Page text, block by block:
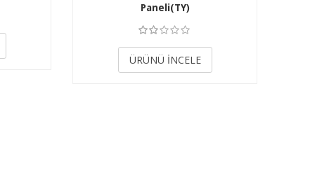
Paneli(TY)
3.50
ÜRÜNÜ İNCELE